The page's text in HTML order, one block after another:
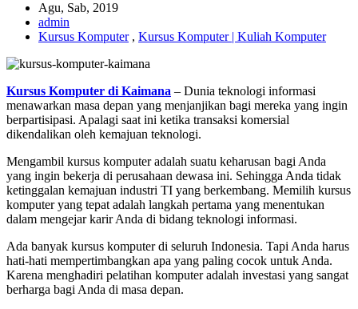
Agu, Sab, 2019
admin
Kursus Komputer, Kursus Komputer | Kuliah Komputer
Kursus Komputer di Kaimana – Dunia teknologi informasi
menawarkan masa depan yang menjanjikan bagi mereka yang ingin
berpartisipasi. Apalagi saat ini ketika transaksi komersial
dikendalikan oleh kemajuan teknologi.
Mengambil kursus komputer adalah suatu keharusan bagi Anda
yang ingin bekerja di perusahaan dewasa ini. Sehingga Anda tidak
ketinggalan kemajuan industri TI yang berkembang. Memilih kursus
komputer yang tepat adalah langkah pertama yang menentukan
dalam mengejar karir Anda di bidang teknologi informasi.
Ada banyak kursus komputer di seluruh Indonesia. Tapi Anda harus
hati-hati mempertimbangkan apa yang paling cocok untuk Anda.
Karena menghadiri pelatihan komputer adalah investasi yang sangat
berharga bagi Anda di masa depan.